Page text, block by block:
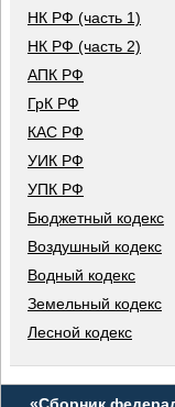
НК РФ (часть 1)
НК РФ (часть 2)
АПК РФ
ГрК РФ
КАС РФ
УИК РФ
УПК РФ
Бюджетный кодекс
Воздушный кодекс
Водный кодекс
Земельный кодекс
Лесной кодекс